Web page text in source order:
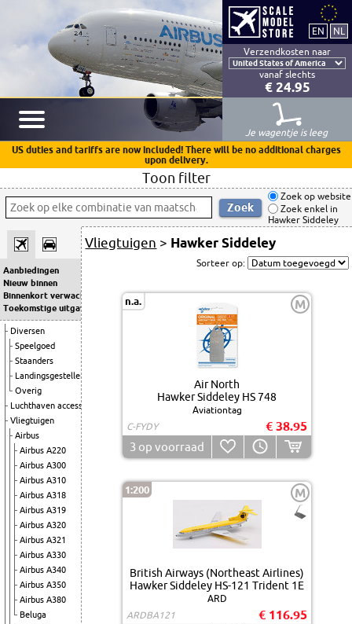
Verzendkosten naar
vanaf slechts
€ 24.95
Je wagentje is leeg
US duties and tariffs are now included! There will be no additional charges
upon delivery.
Toon filter
Zoek op website
Zoek enkel in
Hawker Siddeley
Aanbiedingen
Nieuw binnen
Binnenkort verwacht
Toekomstige uitgaven
Diversen
Speelgoed
Staanders
Landingsgestellen
Overig
Luchthaven accessoires
Vliegtuigen
Airbus
Airbus A220
Airbus A300
Airbus A310
Airbus A318
Airbus A319
Airbus A320
Airbus A321
Airbus A330
Airbus A340
Airbus A350
Airbus A380
Beluga
Vliegtuigen > Hawker Siddeley
Sorteer op:
n.a. M
Air North
Hawker Siddeley HS 748
Aviationtag
C-FYDY
€ 38.95
3 op voorraad
1:200 M
British Airways (Northeast Airlines)
Hawker Siddeley HS-121 Trident 1E
ARD
ARDBA121
€ 116.95